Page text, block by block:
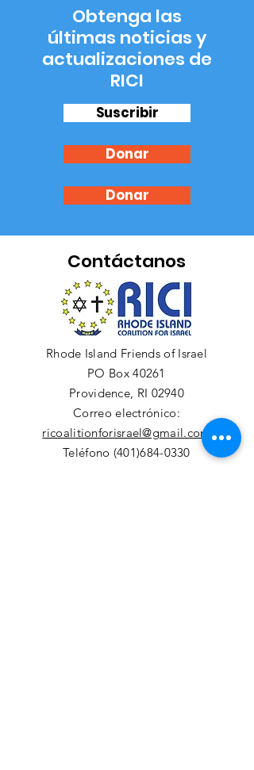
Obtenga las
últimas noticias y
actualizaciones de
RICI
Suscribir
Donar
Donar
Contáctanos
Rhode Island Friends of Israel
PO Box 40261
Providence, RI 02940
Correo electrónico:
ricoalitionforisrael@gmail.com
Teléfono (401)684-0330